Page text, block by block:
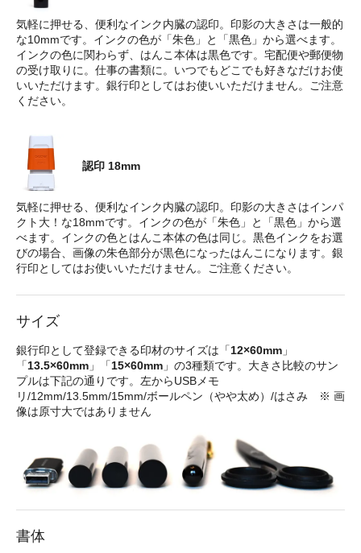
気軽に押せる、便利なインク内臓の認印。印影の大きさは一般的
な10mmです。インクの色が「朱色」と「黒色」から選べます。
インクの色に関わらず、はんこ本体は黒色です。宅配便や郵便物
の受け取りに。仕事の書類に。いつでもどこでも好きなだけお使
いいただけます。銀行印としてはお使いいただけません。ご注意
ください。
認印 18mm
気軽に押せる、便利なインク内臓の認印。印影の大きさはインパ
クト大！な18mmです。インクの色が「朱色」と「黒色」から選
べます。インクの色とはんこ本体の色は同じ。黒色インクをお選
びの場合、画像の朱色部分が黒色になったはんこになります。銀
行印としてはお使いいただけません。ご注意ください。
サイズ
銀行印として登録できる印材のサイズは「12×60mm 」
「13.5×60mm 」「15×60mm 」の3種類です。大きさ比較のサン
プルは下記の通りです。左からUSBメモ
リ/12mm/13.5mm/15mm/ボールペン（やや太め）/はさみ ※ 画
像は原寸大ではありません
書体